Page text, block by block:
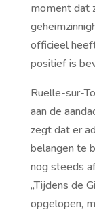
moment dat
officieel
positief is
Ruelle-sur-
aan de
zegt dat er
belangen te
nog steeds
,,Tijdens de
opgelopen,